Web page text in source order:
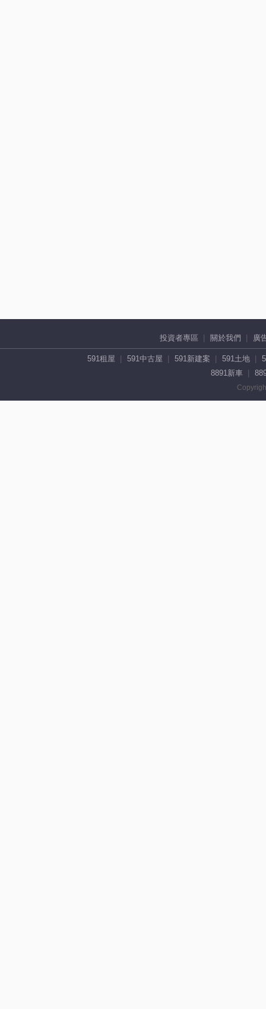
投資者專區 關於我們 廣
591租屋 591中古屋 591新建案 591土地
8891新車